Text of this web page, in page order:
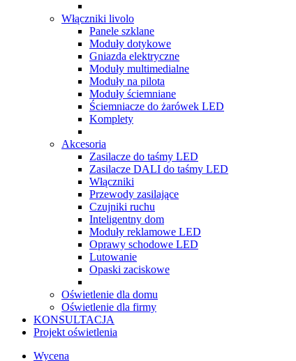
Włączniki livolo
Panele szklane
Moduły dotykowe
Gniazda elektryczne
Moduły multimedialne
Moduły na pilota
Moduły ściemniane
Ściemniacze do żarówek LED
Komplety
Akcesoria
Zasilacze do taśmy LED
Zasilacze DALI do taśmy LED
Włączniki
Przewody zasilające
Czujniki ruchu
Inteligentny dom
Moduły reklamowe LED
Oprawy schodowe LED
Lutowanie
Opaski zaciskowe
Oświetlenie dla domu
Oświetlenie dla firmy
KONSULTACJA
Projekt oświetlenia
Wycena